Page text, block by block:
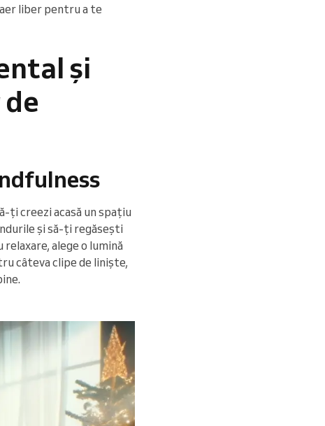
liber pentru a te
și
creezi acasă un spațiu
și să-ți regăsești
alege o lumină
câteva clipe de liniște,